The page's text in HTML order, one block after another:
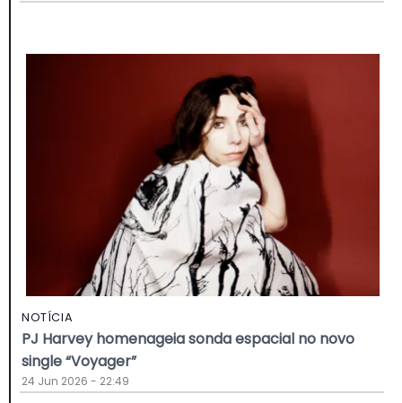
NOTÍCIA
PJ Harvey homenageia sonda espacial no novo
single “Voyager”
24 Jun 2026 - 22:49